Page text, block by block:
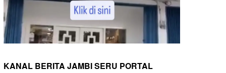
KANAL BERITA JAMBI SERU PORTAL